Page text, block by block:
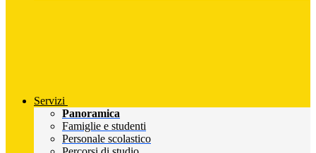
Servizi
Panoramica
Famiglie e studenti
Personale scolastico